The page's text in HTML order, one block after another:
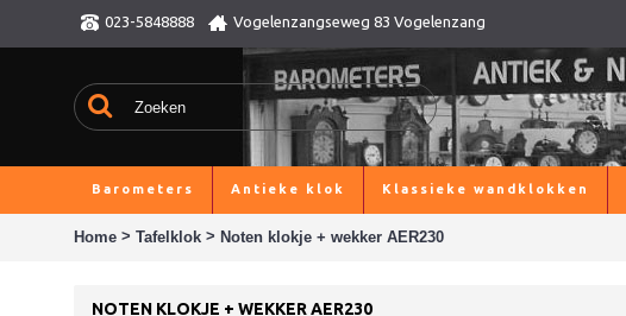
023-5848888 Vogelenzangseweg 83 Vogelenzang
Barometers Antieke klok Klassieke wandklokken
Home > Tafelklok > Noten klokje + wekker AER230
NOTEN KLOKJE + WEKKER AER230